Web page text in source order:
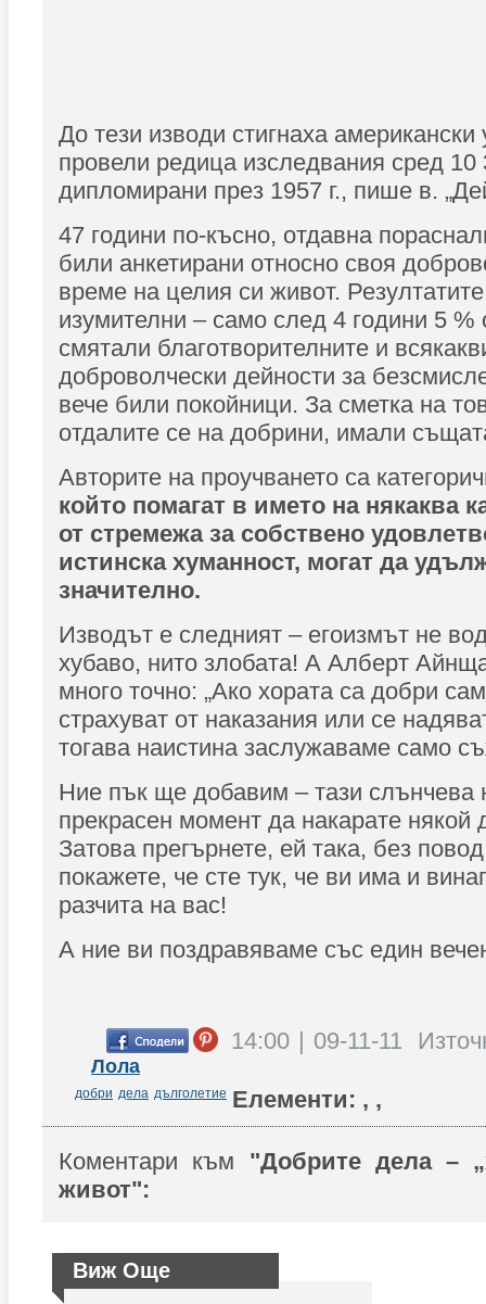
До тези изводи стигнаха американски
провели редица изследвания сред 10
дипломирани през 1957 г., пише в.
47 години по-късно, отдавна
били анкетирани относно своя
време на целия си живот.
изумителни – само след 4 години 5 %
смятали благотворителните и
доброволчески дейности за
вече били покойници. За сметка на
отдалите се на добрини, имали
Авторите на проучването са
който помагат в името на някаква
от стремежа за собствено
истинска хуманност, могат да
значително.
Изводът е следният – егоизмът не
хубаво, нито злобата! А Алберт
много точно: „Ако хората са добри
страхуват от наказания или се
тогава наистина заслужаваме само
Ние пък ще добавим – тази слънчева
прекрасен момент да накарате някой
Затова прегърнете, ей така, без
покажете, че сте тук, че ви има и
разчита на вас!
А ние ви поздравяваме със един
14:00 | 09-11-11
Лола
Елементи:
добри ,
дела ,
дълголетие
Коментари към "Добрите дела –
живот":
Виж Още